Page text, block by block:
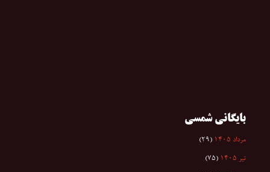
بایگانی شمسی
مرداد ۱۴۰۵ (۲۹)
تیر ۱۴۰۵ (۷۵)